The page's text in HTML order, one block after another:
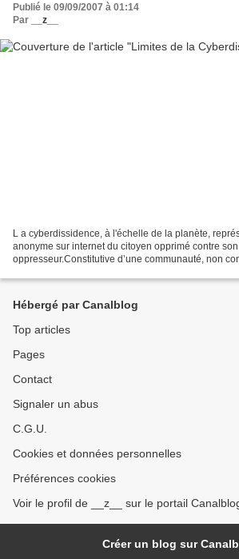
Publié le 09/09/2007 à 01:14
Par
__z__
L a cyberdissidence, à l'échelle de la planète,
anonyme sur internet du citoyen opprimé contre
oppresseur.Constitutive d’une communauté, non
Hébergé par Canalblog
Top articles
Pages
Contact
Signaler un abus
C.G.U.
Cookies et données personnelles
Préférences cookies
Voir le profil de __z__ sur le portail
Créer un blog sur